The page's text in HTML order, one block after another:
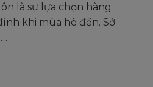
là sự lựa chọn hàng
khi mùa hè đến. Sở